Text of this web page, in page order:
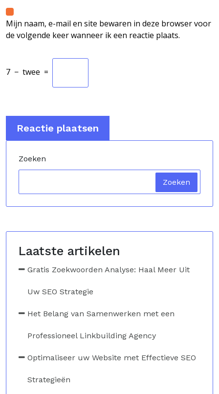
Mijn naam, e-mail en site bewaren in deze browser voor
de volgende keer wanneer ik een reactie plaats.
7 − twee =
Zoeken
Zoeken
Laatste artikelen
Gratis Zoekwoorden Analyse: Haal Meer Uit
Uw SEO Strategie
Het Belang van Samenwerken met een
Professioneel Linkbuilding Agency
Optimaliseer uw Website met Effectieve SEO
Strategieën